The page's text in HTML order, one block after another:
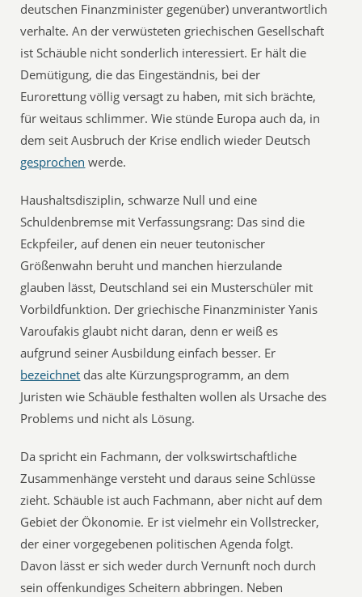
deutschen Finanzminister gegenüber) unverantwortlich
verhalte. An der verwüsteten griechischen Gesellschaft
ist Schäuble nicht sonderlich interessiert. Er hält die
Demütigung, die das Eingeständnis, bei der
Eurorettung völlig versagt zu haben, mit sich brächte,
für weitaus schlimmer. Wie stünde Europa auch da, in
dem seit Ausbruch der Krise endlich wieder Deutsch
gesprochen werde.
Haushaltsdisziplin, schwarze Null und eine
Schuldenbremse mit Verfassungsrang: Das sind die
Eckpfeiler, auf denen ein neuer teutonischer
Größenwahn beruht und manchen hierzulande
glauben lässt, Deutschland sei ein Musterschüler mit
Vorbildfunktion. Der griechische Finanzminister Yanis
Varoufakis glaubt nicht daran, denn er weiß es
aufgrund seiner Ausbildung einfach besser. Er
bezeichnet das alte Kürzungsprogramm, an dem
Juristen wie Schäuble festhalten wollen als Ursache des
Problems und nicht als Lösung.
Da spricht ein Fachmann, der volkswirtschaftliche
Zusammenhänge versteht und daraus seine Schlüsse
zieht. Schäuble ist auch Fachmann, aber nicht auf dem
Gebiet der Ökonomie. Er ist vielmehr ein Vollstrecker,
der einer vorgegebenen politischen Agenda folgt.
Davon lässt er sich weder durch Vernunft noch durch
sein offenkundiges Scheitern abbringen. Neben